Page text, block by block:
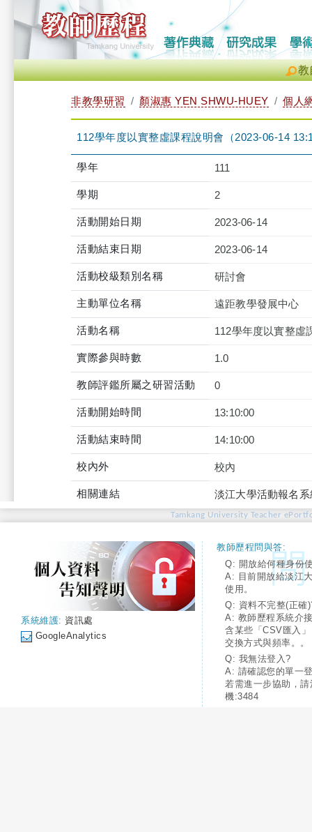
教
非教學研習 顏淑惠 YEN SHWU-HUEY 個人
112學年度以實整虛課程說明會（2023-06-14
學年 111
學期 2
活動開始日期 2023-06-14
活動結束日期 2023-06-14
活動校級類別名稱 研討會
主動單位名稱 遠距教學發展中心
活動名稱 112學年度以實整虛
實際參與時數 1.0
教師評鑑所屬之研習活動 0
活動開始時間 13:10:00
活動結束時間 14:10:00
校內外 校內
相關連結 淡江大學活動報名
Tamkang University Teacher
系統維護: 資訊處
GoogleAnalytics
教師歷程問與答:
Q: 開放給何種身份
A: 目前開放給淡江
使用。
Q: 資料不完整(正確
A: 教師歷程系統介
含某些「CSV匯入
交換方式與頻率。。
Q: 我無法登入?
A: 請確認您的單一
若需進一步協助，
機:3484